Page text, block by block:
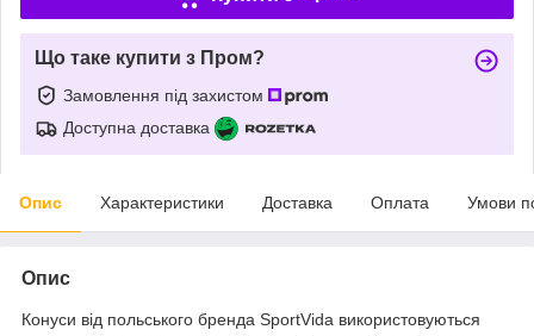
Що таке купити з Пром?
Замовлення під захистом
Доступна доставка
Опис Характеристики Доставка Оплата Умови
Опис
Конуси від польського бренда SportVida використовуються